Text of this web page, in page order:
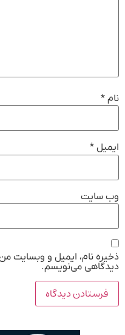
نام *
ایمیل *
وب‌ سایت
ذخیره نام، ایمیل و وبسایت من
دیدگاهی می‌نویسم.